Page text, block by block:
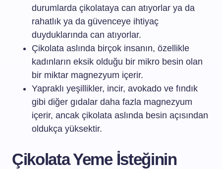
durumlarda çikolataya can atıyorlar ya da
rahatlık ya da güvenceye ihtiyaç
duyduklarında can atıyorlar.
Çikolata aslında birçok insanın, özellikle
kadınların eksik olduğu bir mikro besin olan
bir miktar magnezyum içerir.
Yapraklı yeşillikler, incir, avokado ve fındık
gibi diğer gıdalar daha fazla magnezyum
içerir, ancak çikolata aslında besin açısından
oldukça yüksektir.
Çikolata Yeme İsteğinin